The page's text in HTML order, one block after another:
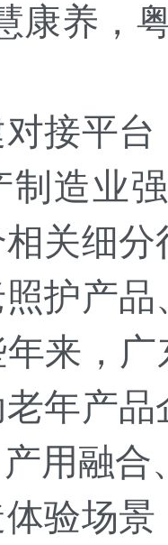
康养，
接平
制造业
关细
护产
来，
年产
用融合
验场